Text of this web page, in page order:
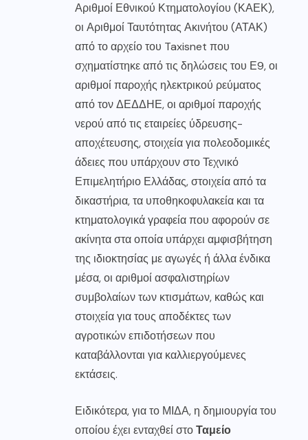
Αριθμοί Εθνικού Κτηματολογίου (ΚΑΕΚ),
οι Αριθμοί Ταυτότητας Ακινήτου (ΑΤΑΚ)
από το αρχείο του Taxisnet που
σχηματίστηκε από τις δηλώσεις του Ε9, οι
αριθμοί παροχής ηλεκτρικού ρεύματος
από τον ΔΕΔΔΗΕ, οι αριθμοί παροχής
νερού από τις εταιρείες ύδρευσης-
αποχέτευσης, στοιχεία για πολεοδομικές
άδειες που υπάρχουν στο Τεχνικό
Επιμελητήριο Ελλάδας, στοιχεία από τα
δικαστήρια, τα υποθηκοφυλακεία και τα
κτηματολογικά γραφεία που αφορούν σε
ακίνητα στα οποία υπάρχει αμφισβήτηση
της ιδιοκτησίας με αγωγές ή άλλα ένδικα
μέσα, οι αριθμοί ασφαλιστηρίων
συμβολαίων των κτισμάτων, καθώς και
στοιχεία για τους αποδέκτες των
αγροτικών επιδοτήσεων που
καταβάλλονται για καλλιεργούμενες
εκτάσεις.
Ειδικότερα, για το ΜΙΔΑ, η δημιουργία του
οποίου έχει ενταχθεί στοΤαμείο